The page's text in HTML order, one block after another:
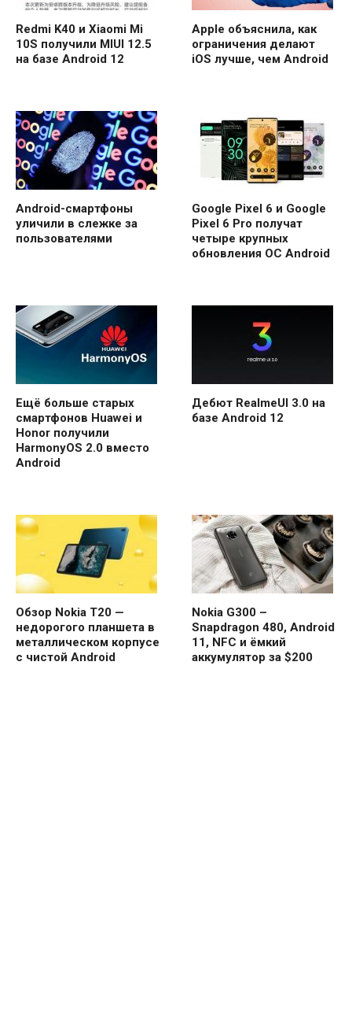
Redmi K40 и Xiaomi Mi
10S получили MIUI 12.5
на базе Android 12
Apple объяснила, как
ограничения делают
iOS лучше, чем Android
Android-смартфоны
уличили в слежке за
пользователями
Google Pixel 6 и Google
Pixel 6 Pro получат
четыре крупных
обновления ОС Android
Ещё больше старых
смартфонов Huawei и
Honor получили
HarmonyOS 2.0 вместо
Android
Дебют RealmeUI 3.0 на
базе Android 12
Обзор Nokia T20 —
недорогого планшета в
металлическом корпусе
с чистой Android
Nokia G300 –
Snapdragon 480, Android
11, NFC и ёмкий
аккумулятор за $200